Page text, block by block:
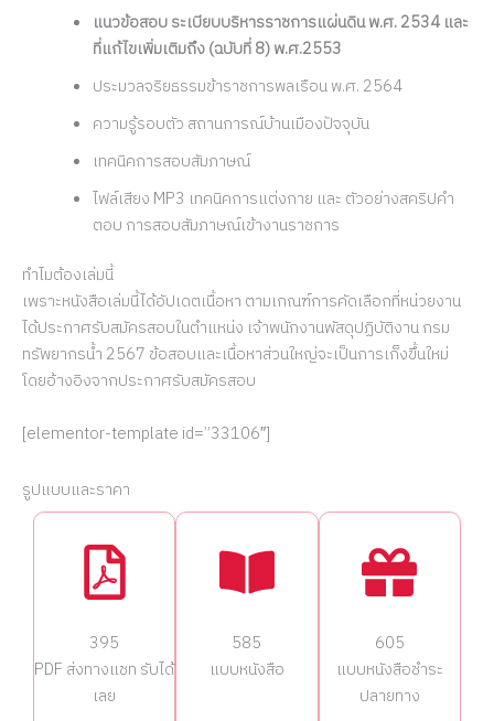
แนวข้อสอบ ระเบียบบริหารราชการแผ่นดิน พ.ศ. 2534 และ
ที่แก้ไขเพิ่มเติมถึง (ฉบับที่ 8) พ.ศ.2553
ประมวลจริยธรรมข้าราชการพลเรือน พ.ศ. 2564
ความรู้รอบตัว สถานการณ์บ้านเมืองปัจจุบัน
เทคนิคการสอบสัมภาษณ์
ไฟล์เสียง MP3 เทคนิคการแต่งกาย และ ตัวอย่างสคริปคำ
ตอบ การสอบสัมภาษณ์เข้างานราชการ
ทำไมต้องเล่มนี้
เพราะหนังสือเล่มนี้ได้อัปเดตเนื้อหา ตามเกณฑ์การคัดเลือกที่หน่วยงาน
ได้ประกาศรับสมัครสอบในตำแหน่ง เจ้าพนักงานพัสดุปฏิบัติงาน กรม
ทรัพยากรน้ำ 2567 ข้อสอบและเนื้อหาส่วนใหญ่จะเป็นการเก็งขึ้นใหม่
โดยอ้างอิงจากประกาศรับสมัครสอบ
[elementor-template id=”33106″]
รูปแบบและราคา
395
PDF ส่งทางแชท รับได้
เลย
585
แบบหนังสือ
605
แบบหนังสือชำระ
ปลายทาง